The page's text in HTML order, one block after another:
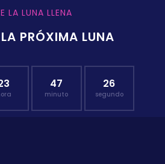
LA LUNA LLENA
PRÓXIMA LUNA
47
minuto
25
segundo